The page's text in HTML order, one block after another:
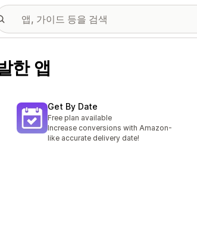
한 앱
Get By Date
Free plan available
Increase conversions with Amazon-
like accurate delivery date!